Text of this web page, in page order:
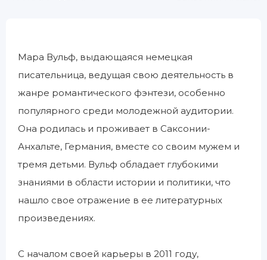
Мара Вульф, выдающаяся немецкая
писательница, ведущая свою деятельность в
жанре романтического фэнтези, особенно
популярного среди молодежной аудитории.
Она родилась и проживает в Саксонии-
Анхальте, Германия, вместе со своим мужем и
тремя детьми. Вульф обладает глубокими
знаниями в области истории и политики, что
нашло свое отражение в ее литературных
произведениях.
С началом своей карьеры в 2011 году,